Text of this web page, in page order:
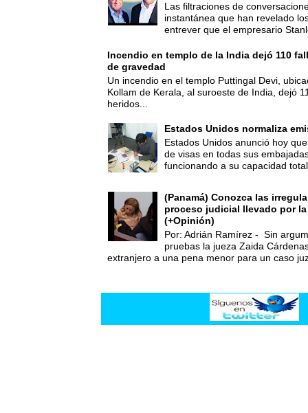
Las filtraciones de
instantánea que han revelado
entrever que el empresario
Incendio en templo de la India dejó 110
de gravedad
Un incendio en el templo Puttingal Devi,
Kollam de Kerala, al suroeste de India, dejó
heridos...
Estados Unidos normaliza
Estados Unidos anunció hoy
de visas en todas sus
funcionando a su capacidad
(Panamá) Conozca las
proceso judicial llevado por
(+Opinión)
Por: Adrián Ramírez - Sin
pruebas la jueza Zaida
extranjero a una pena menor para un caso